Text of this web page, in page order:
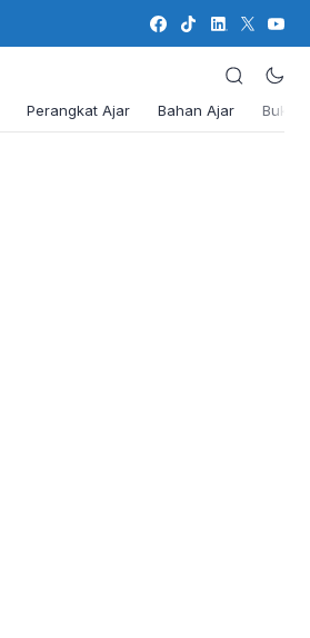
Perangkat Ajar Bahan Ajar Buku